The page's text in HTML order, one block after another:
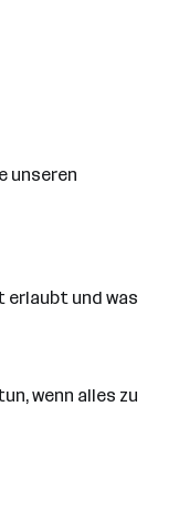
unseren
erlaubt und was
wenn alles zu